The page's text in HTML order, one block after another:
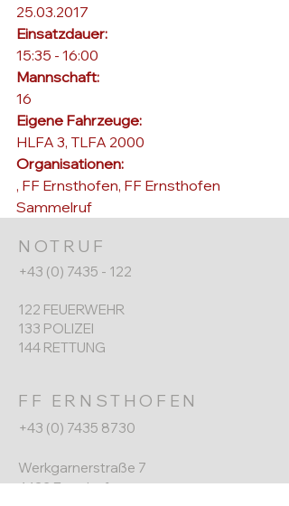
25.03.2017
Einsatzdauer:
15:35 - 16:00
Mannschaft:
16
Eigene Fahrzeuge:
HLFA 3, TLFA 2000
Organisationen:
, FF Ernsthofen, FF Ernsthofen
Sammelruf
NOTRUF
+43 (0) 7435 - 122
122 FEUERWEHR
133 POLIZEI
144 RETTUNG
FF ERNSTHOFEN
+43 (0) 7435 8730
Werkgarnerstraße 7
4432 Ernsthofen​